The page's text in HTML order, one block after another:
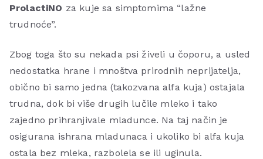
ProlactiNO za kuje sa simptomima “lažne
trudnoće”.
Zbog toga što su nekada psi živeli u čoporu, a usled
nedostatka hrane i mnoštva prirodnih neprijatelja,
obično bi samo jedna (takozvana alfa kuja) ostajala
trudna, dok bi više drugih lučile mleko i tako
zajedno prihranjivale mladunce. Na taj način je
osigurana ishrana mladunaca i ukoliko bi alfa kuja
ostala bez mleka, razbolela se ili uginula.